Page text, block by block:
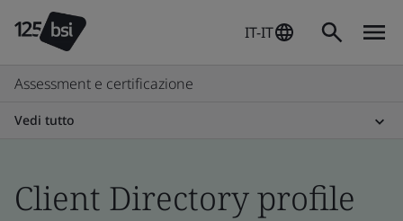
IT-IT
Assessment e certificazione
Vedi tutto
Client Directory profile